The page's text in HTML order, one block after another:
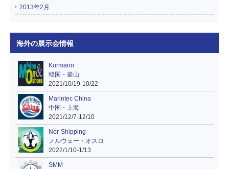
2013年2月
海外の展示会情報
Kormarin
韓国・釜山
2021/10/19-10/22
Marintec China
中国・上海
2021/12/7-12/10
Nor-Shipping
ノルウェー・オスロ
2022/1/10-1/13
SMM